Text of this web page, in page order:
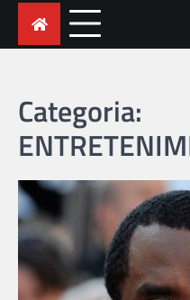
Categoria: